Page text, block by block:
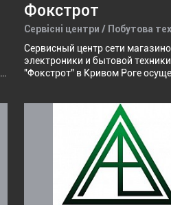
Фокстрот
Сервісні центри / Побутова
Сервисный центр сети
электроники и бытовой техники
"Фокстрот" в Кривом Роге осуществляет
стиральные и сушильные
микроволновые печи,
вентиляционное оборудование,
водонагревательная и
техника, вытяжки, аудио-,
электрические и газовые плиты
Торговые марки обслуживаемые
сервисным центром: "Polaris",